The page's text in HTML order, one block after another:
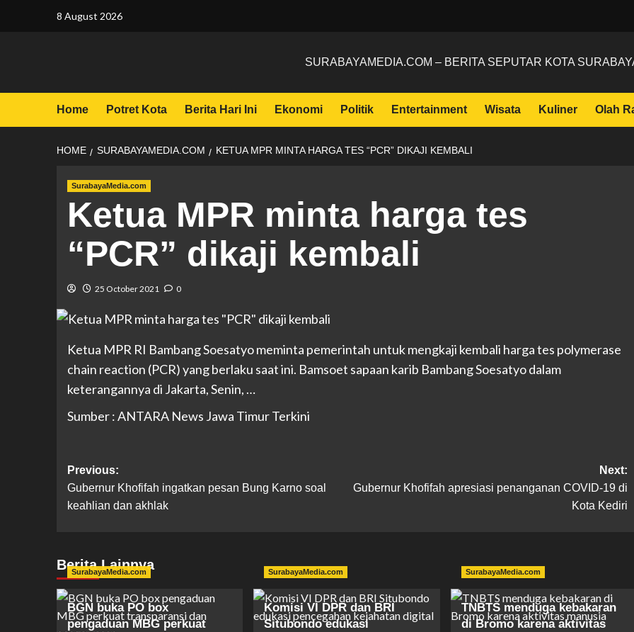
8 August 2026
SURABAYAMEDIA.COM – BERITA SEPUTAR KOTA
Home Potret Kota Berita Hari Ini Ekonomi Politik Entertainment Wisata Kuliner Olah
HOME SURABAYAMEDIA.COM KETUA MPR MINTA HARGA TES “PCR” DIKAJI KEMBALI
SurabayaMedia.com
Ketua MPR minta harga tes
“PCR” dikaji kembali
25 October 2021 0
Ketua MPR RI Bambang Soesatyo meminta pemerintah untuk mengkaji kembali harga tes polymerase
chain reaction (PCR) yang berlaku saat ini. Bamsoet sapaan karib Bambang Soesatyo dalam
keterangannya di Jakarta, Senin, …
Sumber : ANTARA News Jawa Timur Terkini
Previous:
Gubernur Khofifah ingatkan pesan Bung Karno soal
keahlian dan akhlak
Next:
Gubernur Khofifah apresiasi penanganan COVID-19 di
Kota Kediri
Berita Lainnya
SurabayaMedia.com
BGN buka PO box
pengaduan MBG perkuat
SurabayaMedia.com
Komisi VI DPR dan BRI
Situbondo edukasi
SurabayaMedia.com
TNBTS menduga kebakaran
di Bromo karena aktivitas